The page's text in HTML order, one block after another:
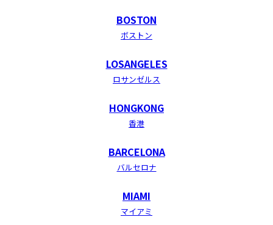
BOSTON
ボストン
LOSANGELES
ロサンゼルス
HONGKONG
香港
BARCELONA
バルセロナ
MIAMI
マイアミ